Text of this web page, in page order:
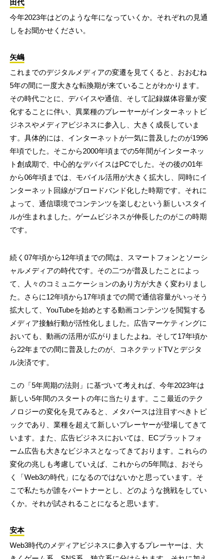
田代
今年2023年はどのような年になっていくか。それぞれの見通
しをお聞かせください。
矢嶋
これまでのデジタルメディアの変遷を見てくると、おおむね
5年の間に一度大きな転換期が来ていることがわかります。
その時代ごとに、デバイスや通信、そして記録媒体容量が変
化することに伴い、異業種のプレーヤーがインターネットビ
ジネスやメディアビジネスに参入し、大きく成長していま
す。具体的には、インターネットが一気に普及したのが1996
年頃でした。そこから2000年頃までの5年間がインターネッ
ト創成期で、中心的なデバイスはPCでした。その後の01年
から06年頃までは、モバイル活用が大きく拡大し、同時にイ
ンターネット回線がブロードバンド化した時期です。それに
よって、通信環境でコンテンツを楽しむという新しいスタイ
ルが生まれました。ゲームビジネスが伸長したのがこの時期
です。
続く07年頃から12年頃までの間は、スマートフォンとソーシ
ャルメディアの時代です。その二つが普及したことによっ
て、人々のコミュニケーションのあり方が大きく変わりまし
た。さらに12年頃から17年頃までの間で通信容量がいっそう
拡大して、YouTubeを始めとする動画コンテンツを閲覧する
メディア接触行動が活性化しました。広告マーケティングに
おいても、動画の活用が広がりましたよね。そして17年頃か
ら22年までの間に普及したのが、コネクテッドTVとデジタ
ル決済です。
この「5年周期の法則」に基づいて考えれば、今年2023年は
新しい5年間のスタートの年に当たります。ここ最近のテク
ノロジーの変化を見てみると、メタバースは注目すべきトピ
ックであり、業種を超えて新しいプレーヤーが登場してきて
います。また、広告ビジネスにおいては、ECプラットフォ
ーム広告も大きなビジネスとなってきております。これらの
変化の兆しも考慮していえば、これからの5年間は、おそら
く「Web3の時代」になるのではないかと思っています。そ
こで私たちが誰をパートナーとし、どのような挑戦をしてい
くか。それが試されることになると思います。
安本
Web3時代のメディアビジネスに参入するプレーヤーは、大